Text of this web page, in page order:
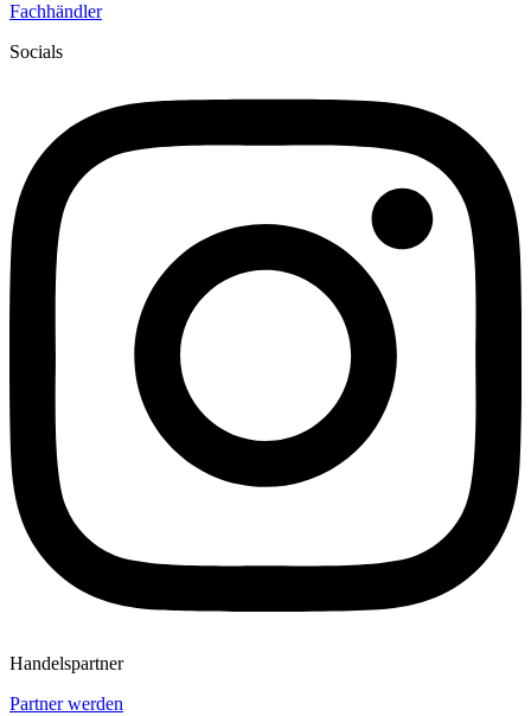
Fachhändler
Socials
Handelspartner
Partner werden